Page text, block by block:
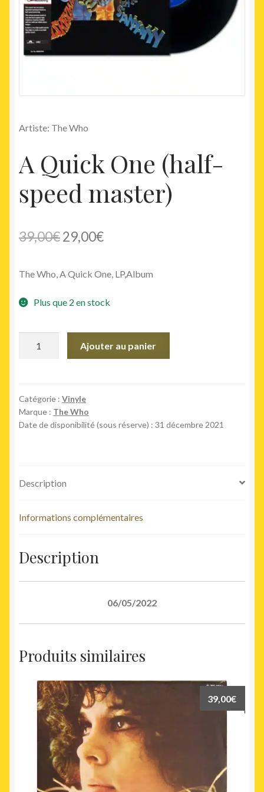
Artiste: The Who
A Quick One (half-
speed master)
39,00€Le
initial
était :
29,00€Le
actuel
est :
The Who, A Quick One, LP,Album
Plus que 2 en stock
One
(half-
speed
Ajouter au panier
Catégorie : Vinyle
Marque : The Who
Date de disponibilité (sous réserve) : 31 décembre 2021
Description
Informations complémentaires
Description
06/05/2022
Produits similaires
39,00€